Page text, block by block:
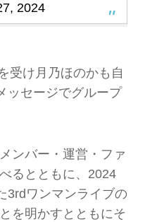
2024
受け月乃ほのかも自
ッセージでグループ
ンバー・運営・ファ
るとともに、2024
3rdワンマンライブの
を明かすとともにそ